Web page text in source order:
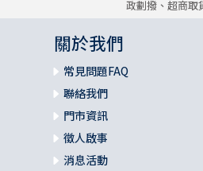
這些章節其實想要呼應每一個
有一些可以幫助你的。家人們一
的彩蛋，如果看見可以做的就去
饒恕，其實可以在生活小細節中
靈性照顧嗎？從此論點來思索，
每個案例故事緊接著設計了「
政劃撥、超商取
關於我們
常見問題FAQ
聯絡我們
門市資訊
徵人啟事
消息活動